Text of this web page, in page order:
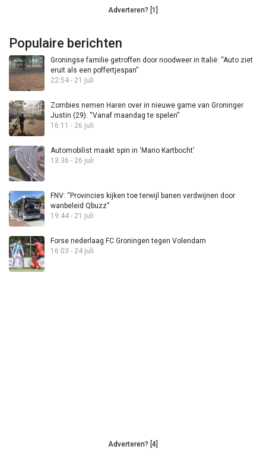
Adverteren? [1]
Populaire berichten
Groningse familie getroffen door noodweer in Italië: “Auto ziet
eruit als een poffertjespan”
22:54 - 21 juli
Zombies nemen Haren over in nieuwe game van Groninger
Justin (29): “Vanaf maandag te spelen”
16:11 - 26 juli
Automobilist maakt spin in ‘Mario Kartbocht’
13:36 - 26 juli
FNV: “Provincies kijken toe terwijl banen verdwijnen door
wanbeleid Qbuzz”
19:44 - 21 juli
Forse nederlaag FC Groningen tegen Volendam
16:03 - 24 juli
Adverteren? [4]